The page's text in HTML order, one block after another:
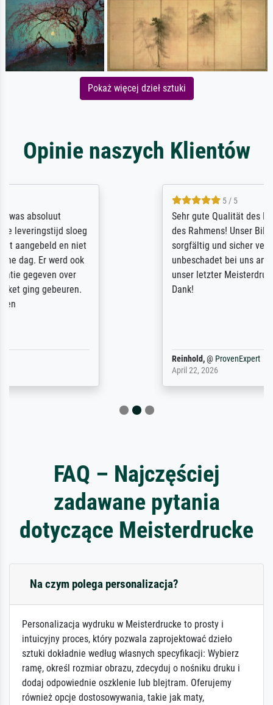
Pokaż więcej dzieł sztuki
Opinie naszych Klientów
Sehr gute Qualität des Leinwanddrucks und
des Rahmens! Unser Bild wurde sehr
sorgfältig und sicher verpackt, so dass es
unbeschadet bei uns ankam. Es wird nicht
unser letzter Meisterdruck sein. Vielen
Dank!
FAQ – Najczęściej
zadawane pytania
dotyczące Meisterdrucke
Na czym polega personalizacja?
Personalizacja wydruku w Meisterdrucke to prosty i
intuicyjny proces, który pozwala zaprojektować dzieło
sztuki dokładnie według własnych specyfikacji: Wybierz
ramę, określ rozmiar obrazu, zdecyduj o nośniku druku i
dodaj odpowiednie oszklenie lub blejtram. Oferujemy
również opcje dostosowywania, takie jak maty,